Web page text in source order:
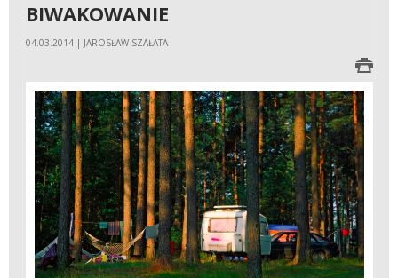
BIWAKOWANIE
04.03.2014 | JAROSŁAW SZAŁATA